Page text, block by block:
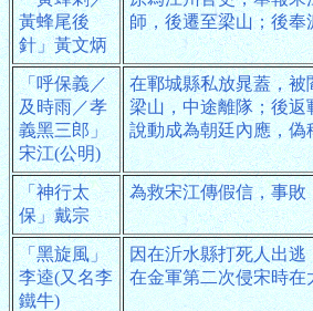
黃蜂尾後
針」黃文炳
師，後遷至梁山；後
「呼保義／
及時雨／孝
義黑三郎」
宋江(公明)
在鄆城縣私放晁蓋，
梁山，中途離隊；後
說動成為朝廷內應，
「神行太
保」戴宗
為救宋江傳假信，事
「黑旋風」
李逵(又名李
鐵牛)
因在沂水縣打死人出
在金軍第二次侵宋時